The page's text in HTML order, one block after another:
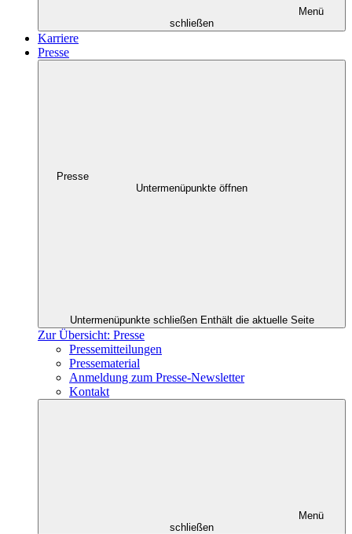
Menü
schließen
Karriere
Presse
Presse
Untermenüpunkte öffnen
Untermenüpunkte schließen Enthält die aktuelle Seite
Zur Übersicht: Presse
Pressemitteilungen
Pressematerial
Anmeldung zum Presse-Newsletter
Kontakt
Menü
schließen